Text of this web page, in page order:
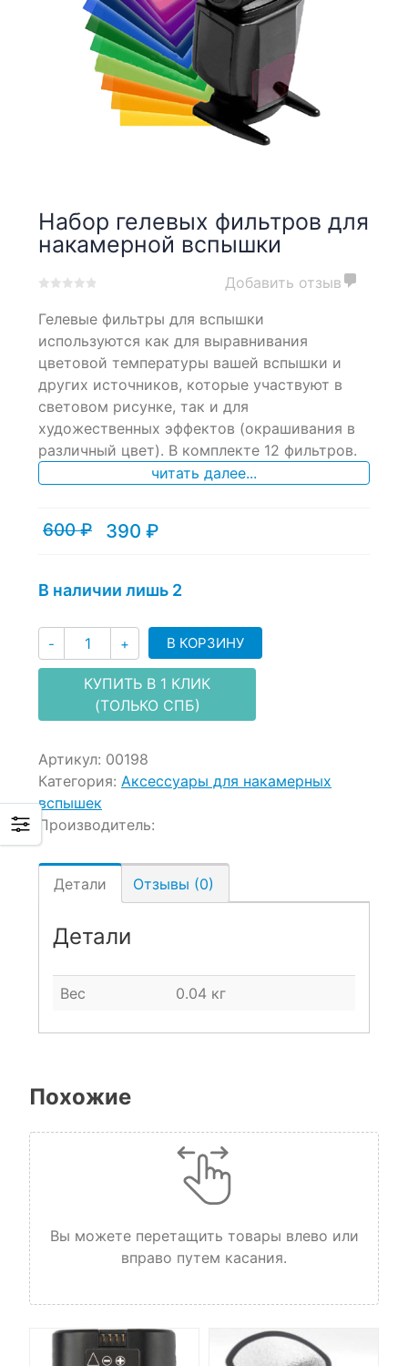
Набор гелевых фильтров для
накамерной вспышки
out
on
customer
ratings
Добавить отзыв
Гелевые фильтры для вспышки
используются как для выравнивания
цветовой температуры вашей вспышки и
других источников, которые участвуют в
световом рисунке, так и для
художественных эффектов (окрашивания в
различный цвет). В комплекте 12 фильтров.
читать далее...
600₽
Первоначальная
390 ₽
Текущая
В наличии лишь 2
- Количество
+ В КОРЗИНУ
КУПИТЬ В 1 КЛИК
(ТОЛЬКО СПБ)
Артикул: 00198
Категория: Аксессуары для накамерных
вспышек
Производитель:
Детали Отзывы (0)
Детали
Вес 0.04 кг
Похожие
Вы можете перетащить товары влево или
вправо путем касания.